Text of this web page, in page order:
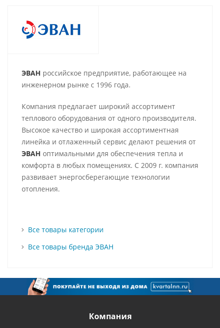
ЭВАН российское предприятие, работающее на
инженерном рынке с 1996 года.
Компания предлагает широкий ассортимент
теплового оборудования от одного производителя.
Высокое качество и широкая ассортиментная
линейка и отлаженный сервис делают решения от
ЭВАН оптимальными для обеспечения тепла и
комфорта в любых помещениях. С 2009 г. компания
развивает энергосберегающие технологии
отопления.
Все товары категории
Все товары бренда ЭВАН
Компания